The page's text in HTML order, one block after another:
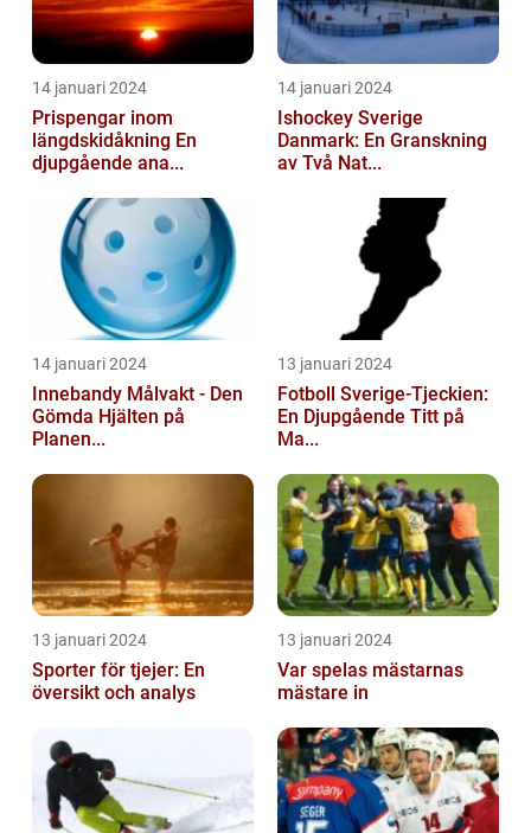
14 januari 2024
Prispengar inom
längdskidåkning En
djupgående ana...
14 januari 2024
Ishockey Sverige
Danmark: En Granskning
av Två Nat...
14 januari 2024
Innebandy Målvakt - Den
Gömda Hjälten på
Planen...
13 januari 2024
Fotboll Sverige-Tjeckien:
En Djupgående Titt på
Ma...
13 januari 2024
Sporter för tjejer: En
översikt och analys
13 januari 2024
Var spelas mästarnas
mästare in